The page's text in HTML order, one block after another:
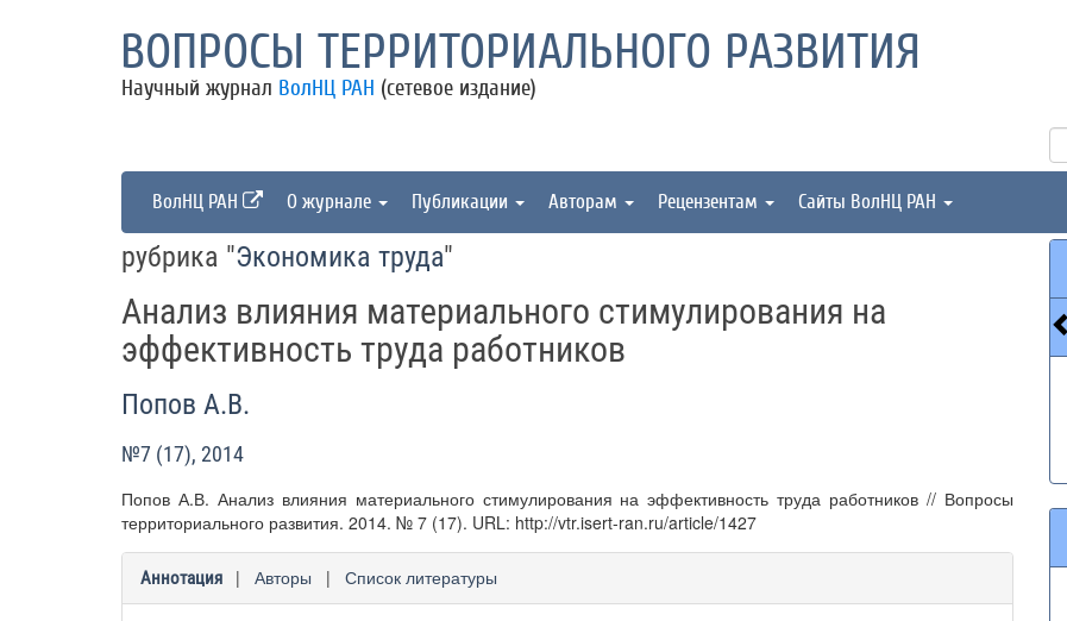
ВОПРОСЫ ТЕРРИТОРИАЛЬНОГО РАЗВИТИЯ
Научный журнал ВолНЦ РАН (сетевое издание)
ВолНЦ РАН О журнале Публикации Авторам Рецензентам Сайты ВолНЦ РАН
рубрика "Экономика труда"
Анализ влияния материального стимулирования на
эффективность труда работников
Попов А.В.
№7 (17), 2014
Попов А.В. Анализ влияния материального стимулирования на эффективность труда работников // Вопросы
территориального развития. 2014. № 7 (17). URL: http://vtr.isert-ran.ru/article/1427
Аннотация | Авторы | Список литературы